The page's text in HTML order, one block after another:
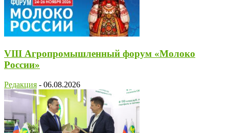
VIII Агропромышленный форум «Молоко
России»
Редакция - 06.08.2026